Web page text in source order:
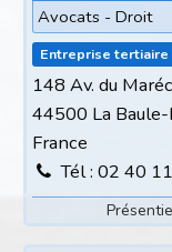
Avocats - Droit
Entreprise tertiaire
148 Av. du
44500 La Baule-
France
Tél : 02 40